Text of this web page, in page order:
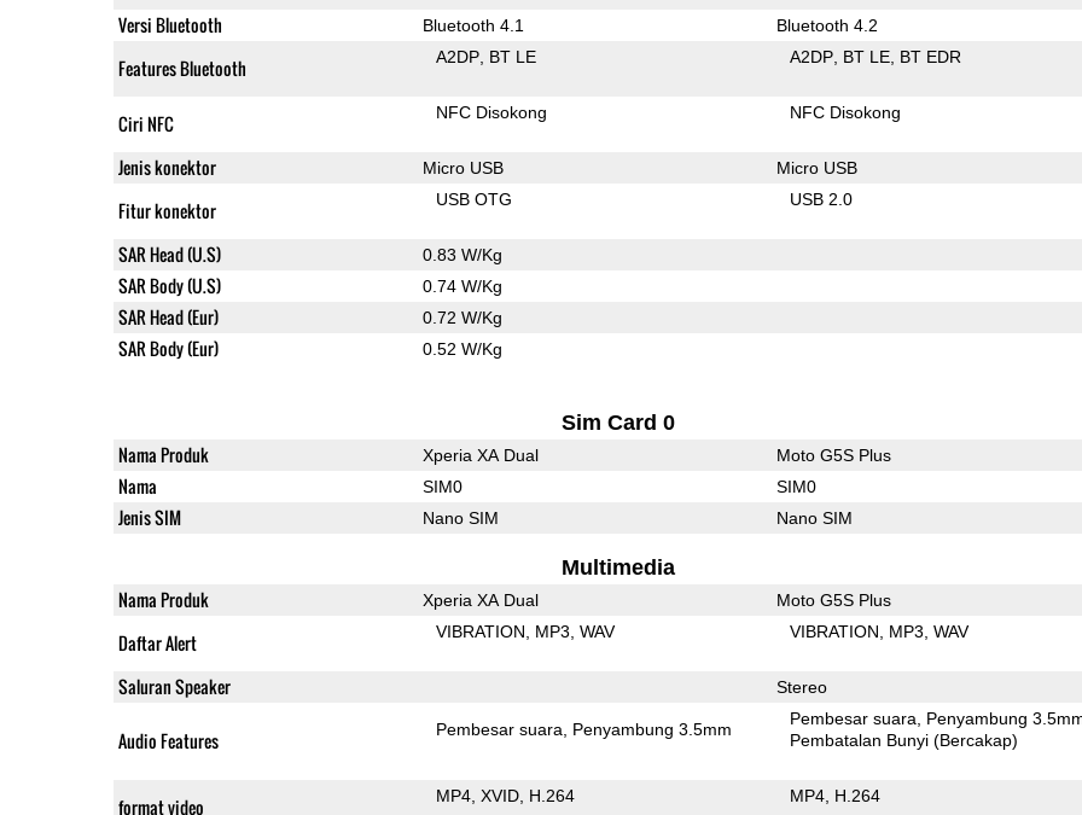
Versi Bluetooth Bluetooth 4.1 Bluetooth 4.2
Features Bluetooth A2DP BT LE A2DP BT LE BT EDR
Ciri NFC NFC Disokong NFC Disokong
Jenis konektor Micro USB Micro USB
Fitur konektor USB OTG USB 2.0
SAR Head (U.S) 0.83 W/Kg
SAR Body (U.S) 0.74 W/Kg
SAR Head (Eur) 0.72 W/Kg
SAR Body (Eur) 0.52 W/Kg
Sim Card 0
Nama Produk Xperia XA Dual Moto G5S Plus
Nama SIM0 SIM0
Jenis SIM Nano SIM Nano SIM
Multimedia
Nama Produk Xperia XA Dual Moto G5S Plus
Daftar Alert VIBRATION MP3 WAV VIBRATION MP3 WAV
Saluran Speaker Stereo
Audio Features Pembesar suara Penyambung 3.5mm
Pembesar suara
Penyambung
Pembatalan Bunyi (Bercakap)
format video MP4 XVID H.264 MP4 H.264